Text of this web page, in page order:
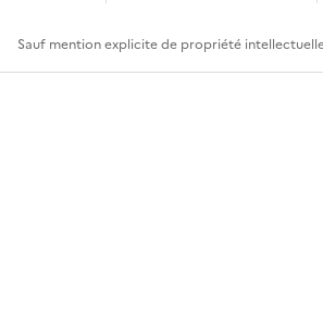
Sauf mention explicite de propriété